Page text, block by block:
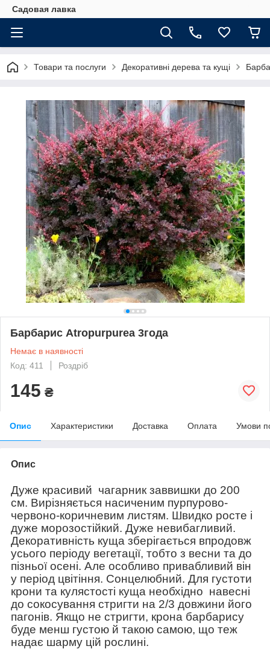
Садовая лавка
Товари та послуги Декоративні дерева та кущі
Барбарис Atropurpurea 3года
Немає в наявності
Код: 411
Роздріб
145 ₴
Опис Характеристики Доставка Оплата Умови
Опис
Дуже красивий чагарник заввишки до 200
см. Вирізняється насиченим пурпурово-
червоно-коричневим листям. Швидко росте і
дуже морозостійкий. Дуже невибагливий.
Декоративність куща зберігається впродовж
усього періоду вегетації, тобто з весни та до
пізньої осені. Але особливо привабливий він
у період цвітіння. Сонцелюбний. Для густоти
крони та кулястості куща необхідно навесні
до сокосування стригти на 2/3 довжини його
пагонів. Якщо не стригти, крона барбарису
буде менш густою й такою самою, що теж
надає шарму цій рослині.